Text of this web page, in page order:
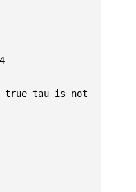
true tau is not